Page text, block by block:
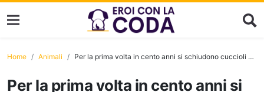
Home Animali Per la prima volta in cento anni si schiudono cuccioli di tartaruga sull’isola delle Galapagos
Per la prima volta in cento anni si